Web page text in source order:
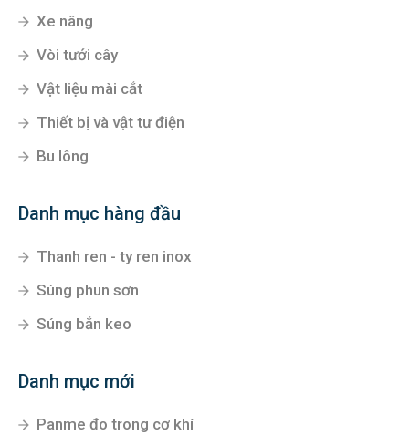
Xe nâng
Vòi tưới cây
Vật liệu mài cắt
Thiết bị và vật tư điện
Bu lông
Danh mục hàng đầu
Thanh ren - ty ren inox
Súng phun sơn
Súng bắn keo
Danh mục mới
Panme đo trong cơ khí